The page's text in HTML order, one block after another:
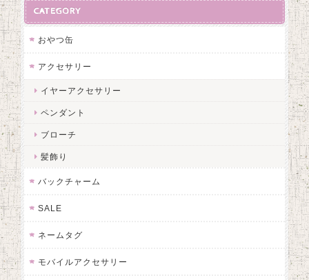
CATEGORY
おやつ缶
アクセサリー
イヤーアクセサリー
ペンダント
ブローチ
髪飾り
バックチャーム
SALE
ネームタグ
モバイルアクセサリー